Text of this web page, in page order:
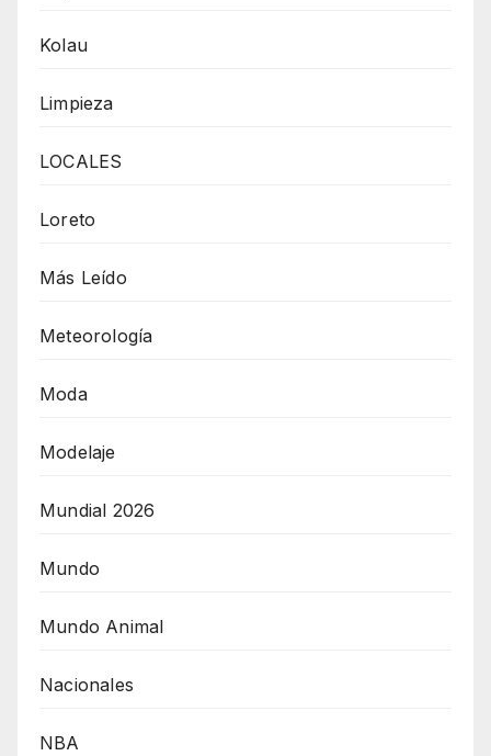
Kolau
Limpieza
LOCALES
Loreto
Más Leído
Meteorología
Moda
Modelaje
Mundial 2026
Mundo
Mundo Animal
Nacionales
NBA